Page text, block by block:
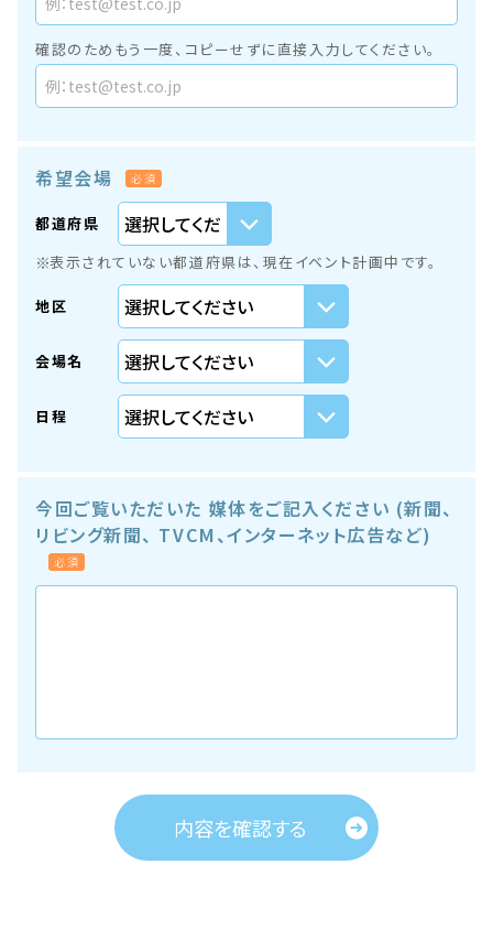
確認のためもう一度、コピーせずに直接入力してください。
希望会場 必須
都道府県
表示されていない都道府県は、現在イベント計画中です。
地区
会場名
日程
今回ご覧いただいた 媒体をご記入ください (新聞、
リビング新聞、 TVCM、インターネット広告など)
必須
内容を確認する